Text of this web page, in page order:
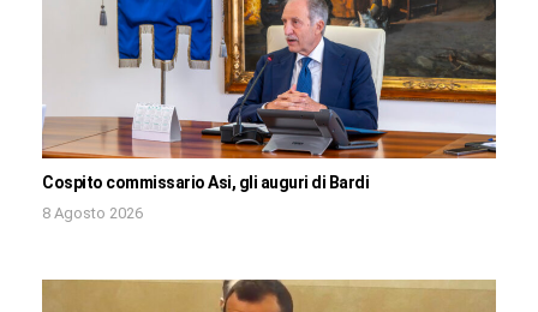
Cospito commissario Asi, gli auguri di Bardi
8 Agosto 2026